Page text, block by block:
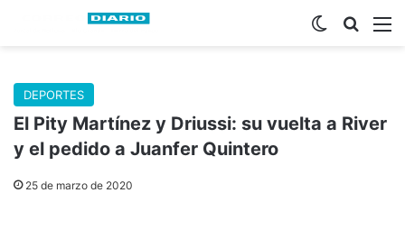
Buscar
Switch skin
DEPORTES
El Pity Martínez y Driussi: su vuelta a River
y el pedido a Juanfer Quintero
25 de marzo de 2020